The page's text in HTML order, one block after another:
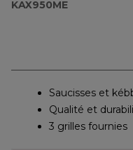
KAX950ME
Saucisses et
Qualité et
3 grilles fournies